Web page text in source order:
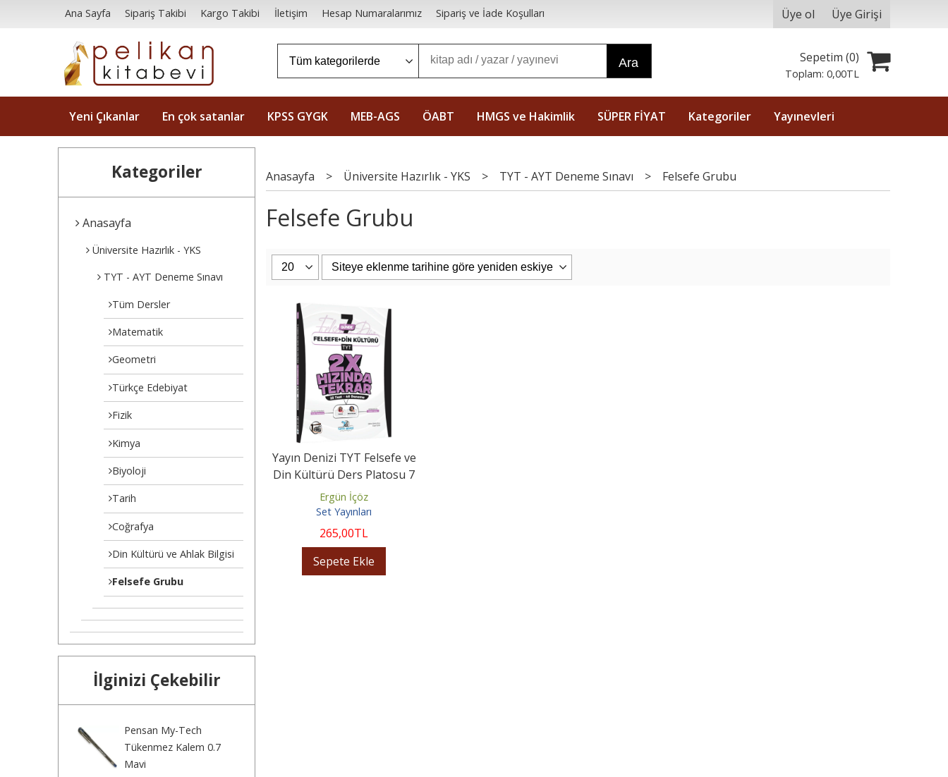
Ana Sayfa Sipariş Takibi Kargo Takibi İletişim Hesap Numaralarımız Sipariş ve İade Koşulları Üye ol Üye Girişi
Ara Sepetim (0)
Toplam:0,00TL
Yeni Çıkanlar En çok satanlar KPSS GYGK MEB-AGS ÖABT HMGS ve Hakimlik SÜPER FİYAT Kategoriler Yayınevleri
Kategoriler
Anasayfa
Üniversite Hazırlık - YKS
TYT - AYT Deneme Sınavı
Tüm Dersler
Matematik
Geometri
Türkçe Edebiyat
Fizik
Kimya
Biyoloji
Tarih
Coğrafya
Din Kültürü ve Ahlak Bilgisi
Felsefe Grubu
İlginizi Çekebilir
Pensan My-Tech
Tükenmez Kalem 0.7
Mavi
Anasayfa > Üniversite Hazırlık - YKS > TYT - AYT Deneme Sınavı > Felsefe Grubu
Felsefe Grubu
Yayın Denizi TYT Felsefe ve
Din Kültürü Ders Platosu 7
Günde 2X Hızında...
Ergün İçöz
Set Yayınları
265,00TL
Sepete Ekle